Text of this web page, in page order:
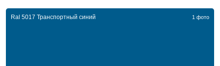
Ral 5017 Транспортный синий 1 фото